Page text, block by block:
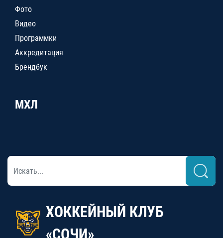
Фото
Видео
Программки
Аккредитация
Брендбук
МХЛ
ХОККЕЙНЫЙ КЛУБ
«СОЧИ»